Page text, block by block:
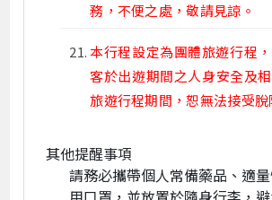
務，不便之處，敬請見諒。
本行程設定為團體旅遊行程
客於出遊期間之人身安全及
旅遊行程期間，恕無法接受脫
其他提醒事項
請務必攜帶個人常備藥品、適